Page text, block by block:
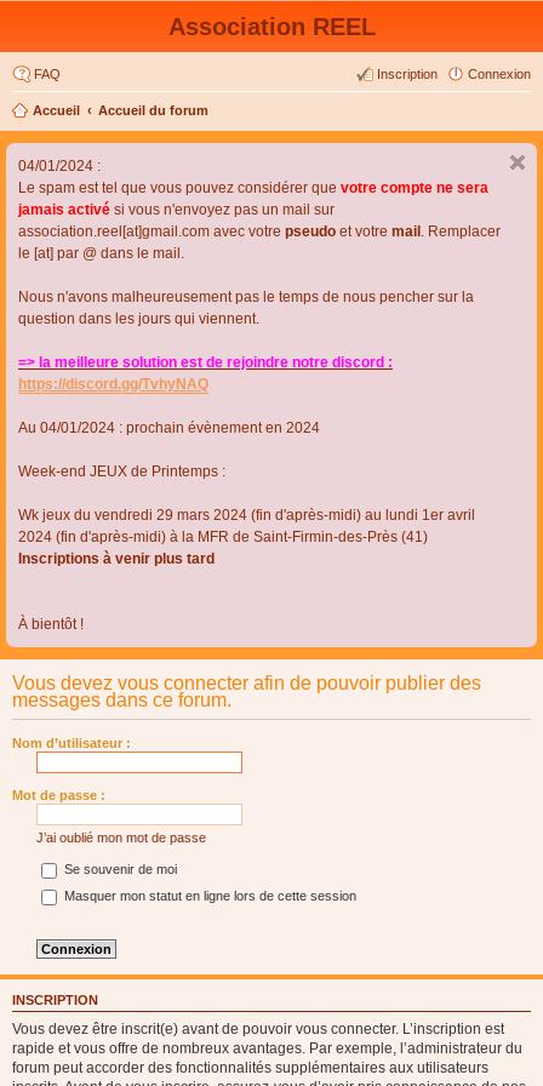
Association REEL
FAQ Connexion
Inscription
Accueil Accueil du forum
04/01/2024 :
Le spam est tel que vous pouvez considérer que votre compte ne sera
jamais activé si vous n'envoyez pas un mail sur
association.reel[at]gmail.com avec votre pseudo et votre mail . Remplacer
le [at] par @ dans le mail.
Nous n'avons malheureusement pas le temps de nous pencher sur la
question dans les jours qui viennent.
=> la meilleure solution est de rejoindre notre discord :
https://discord.gg/TvhyNAQ
Au 04/01/2024 : prochain évènement en 2024
Week-end JEUX de Printemps :
Wk jeux du vendredi 29 mars 2024 (fin d'après-midi) au lundi 1er avril
2024 (fin d'après-midi) à la MFR de Saint-Firmin-des-Près (41)
Inscriptions à venir plus tard
À bientôt !
Vous devez vous connecter afin de pouvoir publier des
messages dans ce forum.
Nom d’utilisateur :
Mot de passe :
J’ai oublié mon mot de passe
Se souvenir de moi
Masquer mon statut en ligne lors de cette session
INSCRIPTION
Vous devez être inscrit(e) avant de pouvoir vous connecter. L’inscription est
rapide et vous offre de nombreux avantages. Par exemple, l’administrateur du
forum peut accorder des fonctionnalités supplémentaires aux utilisateurs